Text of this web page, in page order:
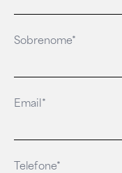
Sobrenome*
Email*
Telefone*